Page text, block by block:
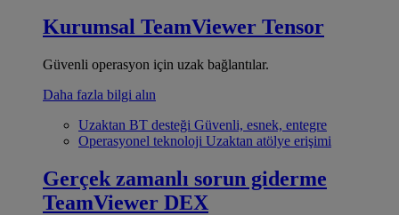
Kurumsal TeamViewer Tensor
Güvenli operasyon için uzak bağlantılar.
Daha fazla bilgi alın
Uzaktan BT desteği Güvenli, esnek, entegre
Operasyonel teknoloji Uzaktan atölye erişimi
Gerçek zamanlı sorun giderme
TeamViewer DEX